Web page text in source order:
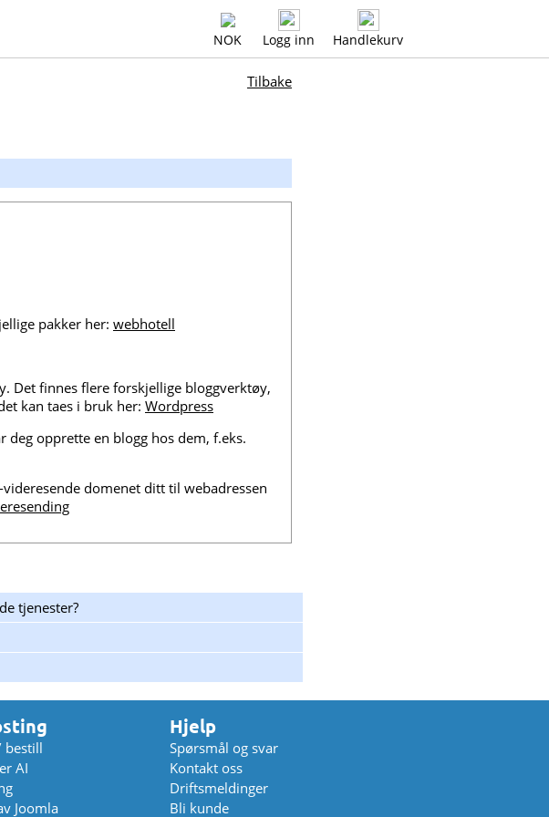
NOK Logg inn Handlekurv
Tilbake
pakker her: webhotell
Det finnes flere forskjellige bloggverktøy,
kan taes i bruk her: Wordpress
deg opprette en blogg hos dem, f.eks.
domenet ditt til webadressen
tjenester?
bestill
AI
Joomla
Hjelp
Spørsmål og svar
Kontakt oss
Driftsmeldinger
Bli kunde